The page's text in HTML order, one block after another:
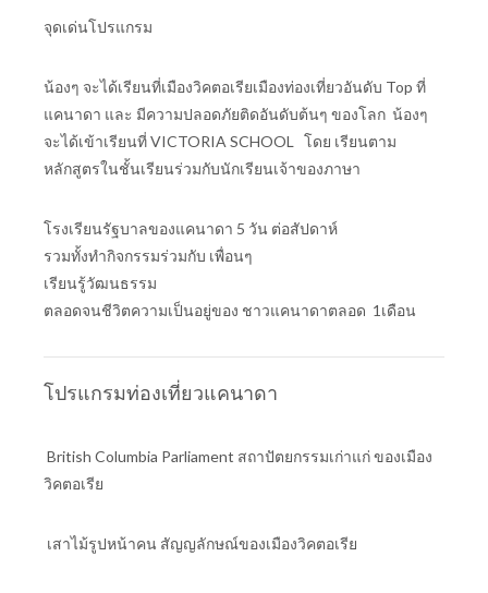
จุดเด่นโปรแกรม
น้องๆ จะได้เรียนที่เมืองวิคตอเรียเมืองท่องเที่ยวอันดับ Top ที่
แคนาดา และ มีความปลอดภัยติดอันดับต้นๆ ของโลก น้องๆ
จะได้เข้าเรียนที่ VICTORIA SCHOOL โดย เรียนตาม
หลักสูตรในชั้นเรียนร่วมกับนักเรียนเจ้าของภาษา
โรงเรียนรัฐบาลของแคนาดา 5 วัน ต่อสัปดาห์
รวมทั้งทำกิจกรรมร่วมกับ เพื่อนๆ
เรียนรู้วัฒนธรรม
ตลอดจนชีวิตความเป็นอยู่ของ ชาวแคนาดาตลอด 1เดือน
โปรแกรมท่องเที่ยวแคนาดา
British Columbia Parliament สถาปัตยกรรมเก่าแก่ ของเมือง
วิคตอเรีย
เสาไม้รูปหน้าคน สัญญลักษณ์ของเมืองวิคตอเรีย